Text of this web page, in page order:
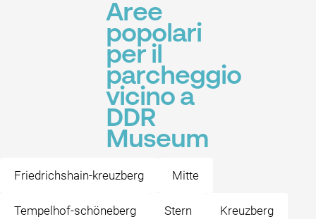
Aree
popolari
per il
parcheggio
vicino a
DDR
Museum
Friedrichshain-kreuzberg Mitte
Tempelhof-schöneberg Stern Kreuzberg